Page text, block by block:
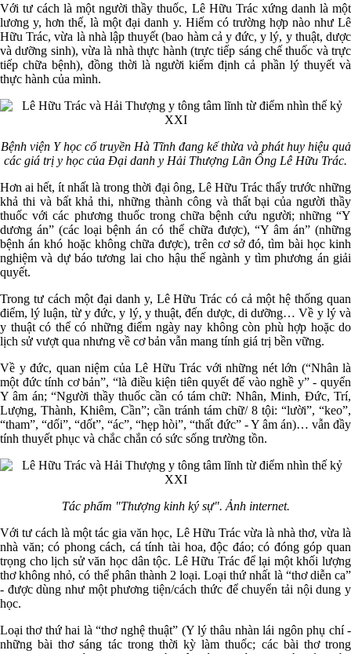
Với tư cách là một người thầy thuốc, Lê Hữu Trác xứng danh là một
lương y, hơn thế, là một đại danh y. Hiếm có trường hợp nào như Lê
Hữu Trác, vừa là nhà lập thuyết (bao hàm cả y đức, y lý, y thuật, dược
và dưỡng sinh), vừa là nhà thực hành (trực tiếp sáng chế thuốc và trực
tiếp chữa bệnh), đồng thời là người kiểm định cả phần lý thuyết và
thực hành của mình.
Bệnh viện Y học cổ truyền Hà Tĩnh đang kế thừa và phát huy hiệu quả
các giá trị y học của Đại danh y Hải Thượng Lãn Ông Lê Hữu Trác.
Hơn ai hết, ít nhất là trong thời đại ông, Lê Hữu Trác thấy trước những
khả thi và bất khả thi, những thành công và thất bại của người thầy
thuốc với các phương thuốc trong chữa bệnh cứu người; những “Y
dương án” (các loại bệnh án có thể chữa được), “Y âm án” (những
bệnh án khó hoặc không chữa được), trên cơ sở đó, tìm bài học kinh
nghiệm và dự báo tương lai cho hậu thế ngành y tìm phương án giải
quyết.
Trong tư cách một đại danh y, Lê Hữu Trác có cả một hệ thống quan
điểm, lý luận, từ y đức, y lý, y thuật, đến dược, di dưỡng… Về y lý và
y thuật có thể có những điểm ngày nay không còn phù hợp hoặc do
lịch sử vượt qua nhưng về cơ bản vẫn mang tính giá trị bền vững.
Về y đức, quan niệm của Lê Hữu Trác với những nét lớn (“Nhân là
một đức tính cơ bản”, “là điều kiện tiên quyết để vào nghề y” - quyển
Y âm án; “Người thầy thuốc cần có tám chữ: Nhân, Minh, Đức, Trí,
Lượng, Thành, Khiêm, Cần”; cần tránh tám chữ/ 8 tội: “lười”, “keo”,
“tham”, “dối”, “dốt”, “ác”, “hẹp hòi”, “thất đức” - Y âm án)… vẫn đầy
tính thuyết phục và chắc chắn có sức sống trường tồn.
Tác phẩm "Thượng kinh ký sự". Ảnh internet.
Với tư cách là một tác gia văn học, Lê Hữu Trác vừa là nhà thơ, vừa là
nhà văn; có phong cách, cá tính tài hoa, độc đáo; có đóng góp quan
trọng cho lịch sử văn học dân tộc. Lê Hữu Trác để lại một khối lượng
thơ không nhỏ, có thể phân thành 2 loại. Loại thứ nhất là “thơ diễn ca”
- được dùng như một phương tiện/cách thức để chuyển tải nội dung y
học.
Loại thơ thứ hai là “thơ nghệ thuật” (Y lý thâu nhàn lái ngôn phụ chí -
những bài thơ sáng tác trong thời kỳ làm thuốc; các bài thơ trong